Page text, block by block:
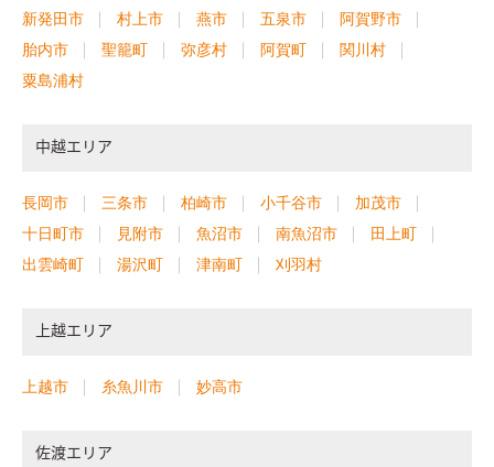
新発田市 村上市 燕市 五泉市
阿賀野市
胎内市
聖籠町 弥彦村 阿賀町
関川村
粟島浦村
中越エリア
長岡市 三条市 柏崎市 小千谷市
加茂市
十日町市
見附市 魚沼市 南魚沼市
田上町
出雲崎町
湯沢町 津南町 刈羽村
上越エリア
上越市 糸魚川市 妙高市
佐渡エリア